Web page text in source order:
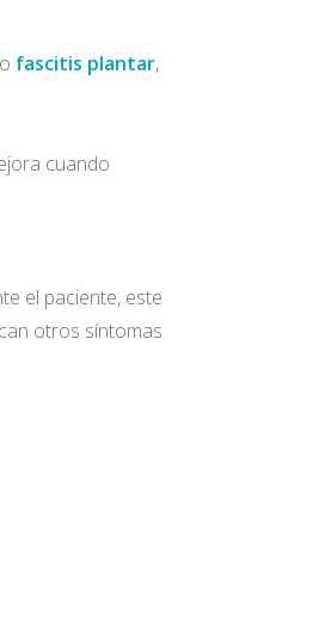
o fascitis plantar,
cuando
el paciente, este
otros síntomas